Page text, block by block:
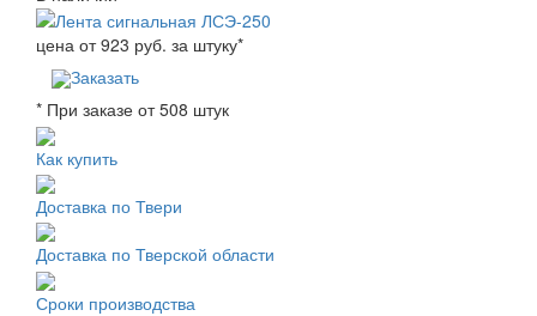
цена от923 руб. за штуку*
Заказать
* При заказе от 508 штук
Как купить
Доставка по Твери
Доставка по Тверской области
Сроки производства